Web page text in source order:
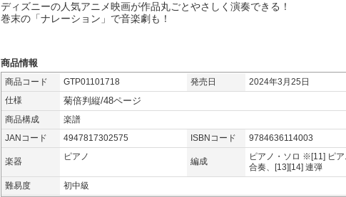
ディズニーの人気アニメ映画が作品丸ごとやさしく演奏できる！
巻末の「ナレーション」で音楽劇も！
商品情報
商品コード GTP01101718 発売日
2024年3月25日
仕様
菊倍判縦/48ページ
商品構成
楽譜
JANコード
4947817302575 ISBNコード 9784636114003
楽器 ピアノ 編成
ピアノ・ソロ ※[11] ピア
合奏、[13][14] 連弾
難易度
初中級